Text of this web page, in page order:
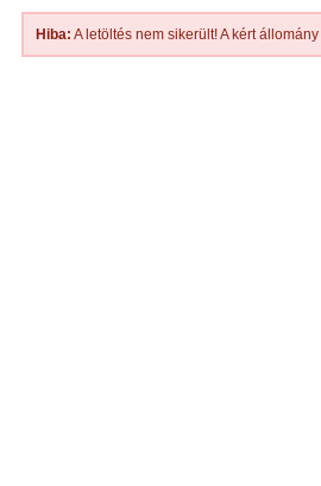
Hiba: A letöltés nem sikerült! A kért